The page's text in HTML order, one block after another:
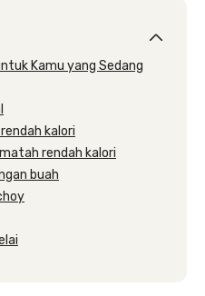
Kamu yang Sedang
kalori
rendah kalori
buah